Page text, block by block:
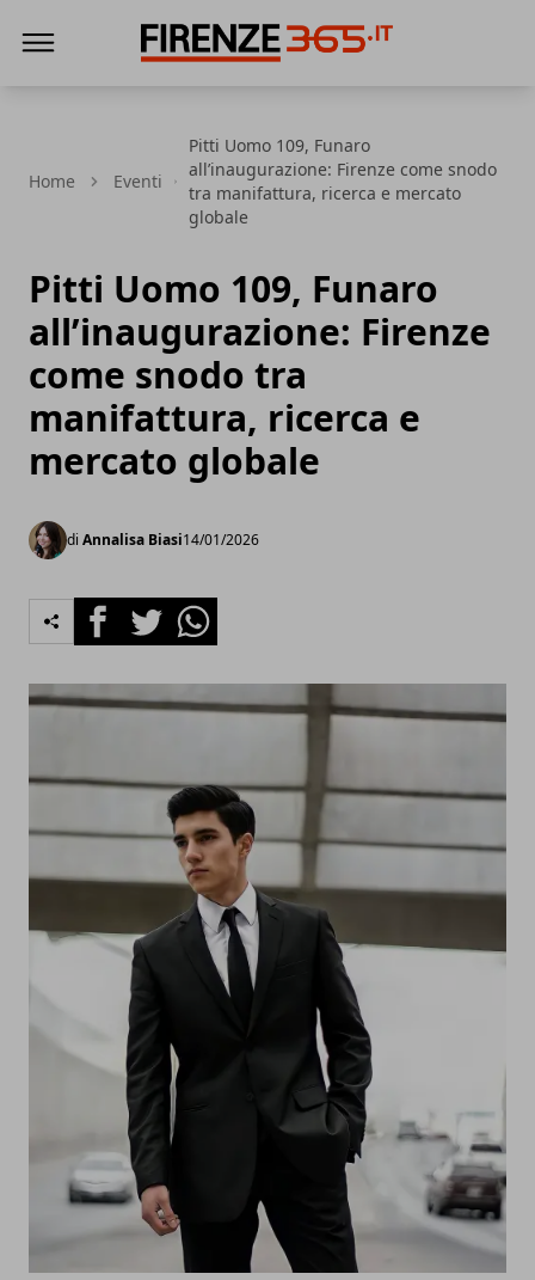
Home Eventi
Pitti Uomo 109, Funaro
all’inaugurazione: Firenze come snodo
tra manifattura, ricerca e mercato
globale
Pitti Uomo 109, Funaro
all’inaugurazione: Firenze
come snodo tra
manifattura, ricerca e
mercato globale
di Annalisa Biasi14/01/2026
FacebookTwitterWhatsapp